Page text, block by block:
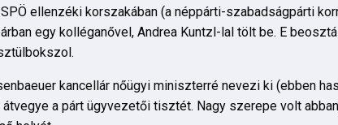
ellenzéki korszakában (a néppárti-szabadságpárti
egy kolléganővel, Andrea Kuntzl-lal tölt be. E
kancellár nőügyi miniszterré nevezi ki (ebben
a párt ügyvezetői tisztét. Nagy szerepe volt